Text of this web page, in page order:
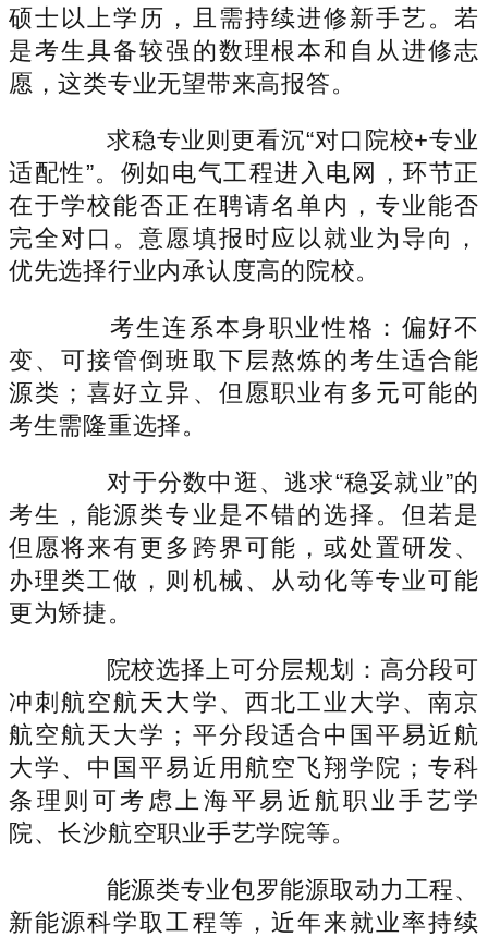
硕士以上学历，且需持续进修新手艺。若
是考生具备较强的数理根本和自从进修志
愿，这类专业无望带来高报答。
求稳专业则更看沉“对口院校+专业
适配性”。例如电气工程进入电网，环节正
在于学校能否正在聘请名单内，专业能否
完全对口。意愿填报时应以就业为导向，
优先选择行业内承认度高的院校。
考生连系本身职业性格：偏好不
变、可接管倒班取下层熬炼的考生适合能
源类；喜好立异、但愿职业有多元可能的
考生需隆重选择。
对于分数中逛、逃求“稳妥就业”的
考生，能源类专业是不错的选择。但若是
但愿将来有更多跨界可能，或处置研发、
办理类工做，则机械、从动化等专业可能
更为矫捷。
院校选择上可分层规划：高分段可
冲刺航空航天大学、西北工业大学、南京
航空航天大学；平分段适合中国平易近航
大学、中国平易近用航空飞翔学院；专科
条理则可考虑上海平易近航职业手艺学
院、长沙航空职业手艺学院等。
能源类专业包罗能源取动力工程、
新能源科学取工程等，近年来就业率持续